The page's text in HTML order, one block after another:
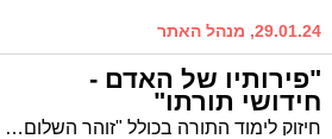
29.01.24, מנהל האתר
"פירותיו של האדם -
חידושי תורתו"
חיזוק לימוד התורה בכולל "זוהר השלום" בימי השובבי"ם: הגרי"ר שרבאני ר"י "אהל יוסף" – "אוצרות התורה" תיאר בדבריו את מעלתם של שומרי העיר שהם לומדי התורה * הפירות של האדם אלו חידושי תורה שזוכה לחדש